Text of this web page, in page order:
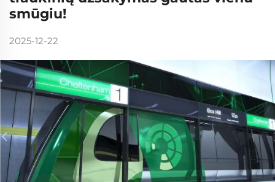
smūgiu!
2025-12-22